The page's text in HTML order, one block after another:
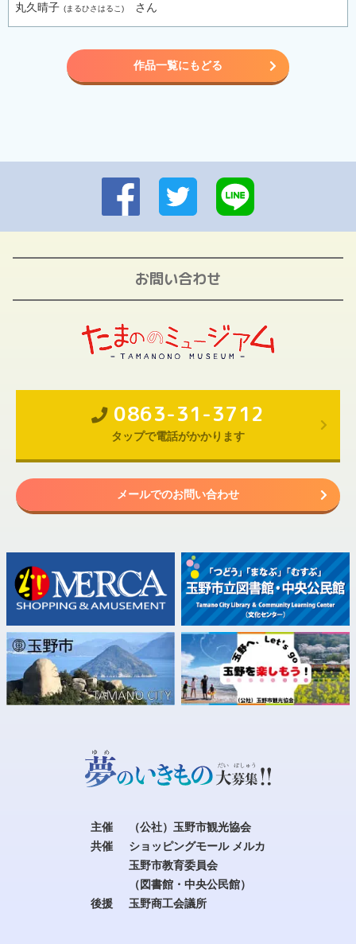
丸久晴子 さん
作品一覧にもどる
お問い合わせ
0863-31-3712
タップで電話がかかります
メールでのお問い合わせ
主催
（公社）玉野市観光協会
共催
ショッピングモール メルカ
玉野市教育委員会
（図書館・中央公民館）
後援
玉野商工会議所